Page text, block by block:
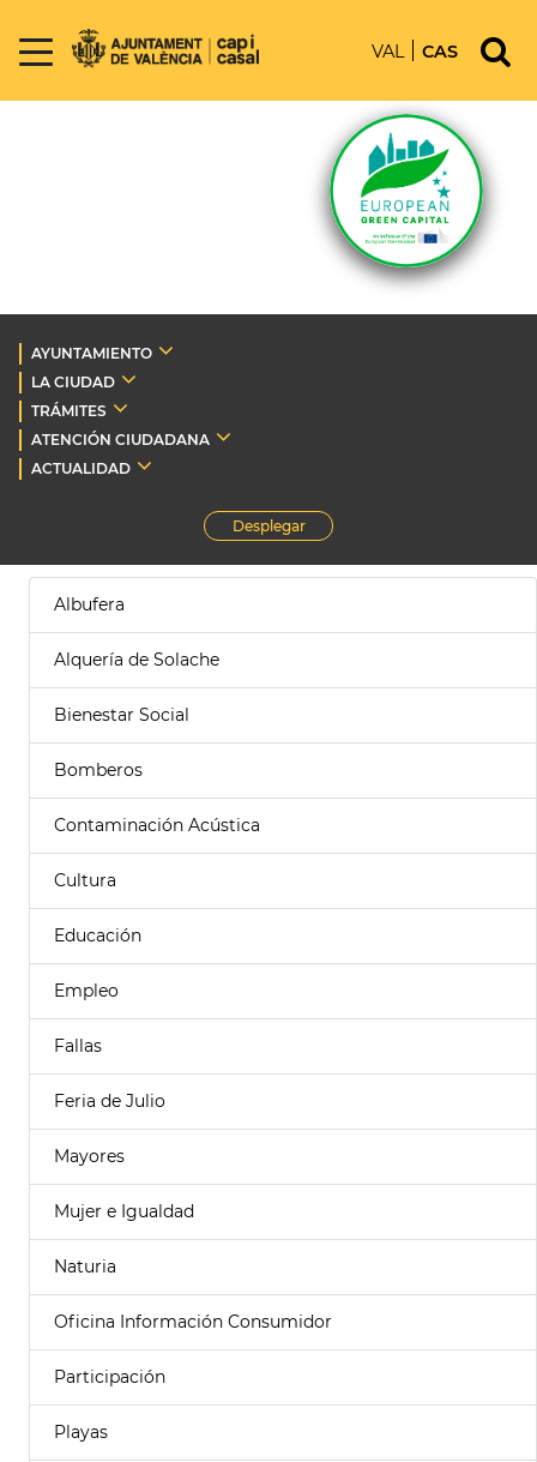
VAL CAS
AYUNTAMIENTO
LA CIUDAD
TRÁMITES
ATENCIÓN CIUDADANA
ACTUALIDAD
Desplegar
Albufera
Alquería de Solache
Bienestar Social
Bomberos
Contaminación Acústica
Cultura
Educación
Empleo
Fallas
Feria de Julio
Mayores
Mujer e Igualdad
Naturia
Oficina Información Consumidor
Participación
Playas